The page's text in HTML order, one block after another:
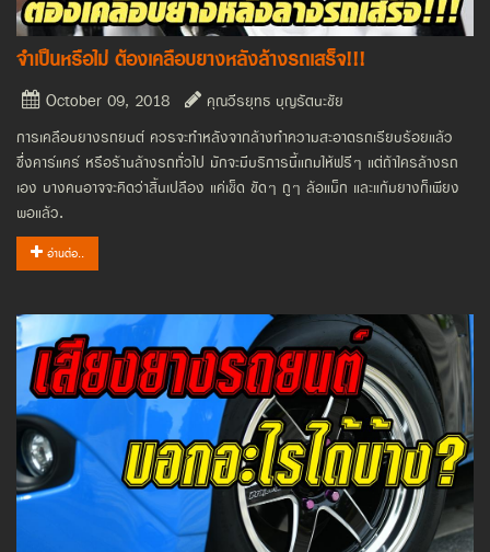
จำเป็นหรือไม่ ต้องเคลือบยางหลังล้างรถเสร็จ!!!
October 09, 2018
คุณวีรยุทธ บุญรัตนะชัย
การเคลือบยางรถยนต์ ควรจะทำหลังจากล้างทำความสะอาดรถเรียบร้อยแล้ว
ซึ่งคาร์แคร์ หรือร้านล้างรถทั่วไป มักจะมีบริการนี้แถมให้ฟรีๆ แต่ถ้าใครล้างรถ
เอง บางคนอาจจะคิดว่าสิ้นเปลือง แค่เช็ด ขัดๆ ถูๆ ล้อแม็ก และแก้มยางก็เพียง
พอแล้ว.
อ่านต่อ..